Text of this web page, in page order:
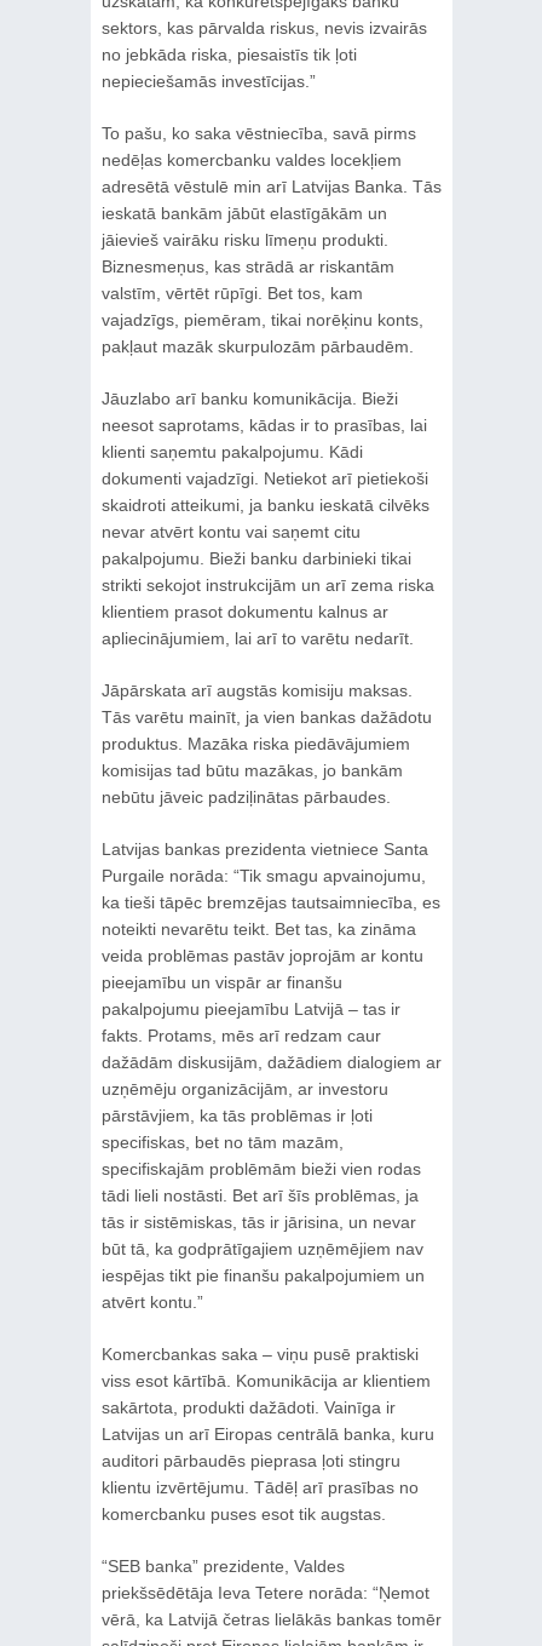
sektors, kas pārvalda riskus, nevis izvairās
no jebkāda riska, piesaistīs tik ļoti
nepieciešamās investīcijas.”
To pašu, ko saka vēstniecība, savā pirms
nedēļas komercbanku valdes locekļiem
adresētā vēstulē min arī Latvijas Banka. Tās
ieskatā bankām jābūt elastīgākām un
jāievieš vairāku risku līmeņu produkti.
Biznesmeņus, kas strādā ar riskantām
valstīm, vērtēt rūpīgi. Bet tos, kam
vajadzīgs, piemēram, tikai norēķinu konts,
pakļaut mazāk skurpulozām pārbaudēm.
Jāuzlabo arī banku komunikācija. Bieži
neesot saprotams, kādas ir to prasības, lai
klienti saņemtu pakalpojumu. Kādi
dokumenti vajadzīgi. Netiekot arī pietiekoši
skaidroti atteikumi, ja banku ieskatā cilvēks
nevar atvērt kontu vai saņemt citu
pakalpojumu. Bieži banku darbinieki tikai
strikti sekojot instrukcijām un arī zema riska
klientiem prasot dokumentu kalnus ar
apliecinājumiem, lai arī to varētu nedarīt.
Jāpārskata arī augstās komisiju maksas.
Tās varētu mainīt, ja vien bankas dažādotu
produktus. Mazāka riska piedāvājumiem
komisijas tad būtu mazākas, jo bankām
nebūtu jāveic padziļinātas pārbaudes.
Latvijas bankas prezidenta vietniece Santa
Purgaile norāda: “Tik smagu apvainojumu,
ka tieši tāpēc bremzējas tautsaimniecība, es
noteikti nevarētu teikt. Bet tas, ka zināma
veida problēmas pastāv joprojām ar kontu
pieejamību un vispār ar finanšu
pakalpojumu pieejamību Latvijā – tas ir
fakts. Protams, mēs arī redzam caur
dažādām diskusijām, dažādiem dialogiem ar
uzņēmēju organizācijām, ar investoru
pārstāvjiem, ka tās problēmas ir ļoti
specifiskas, bet no tām mazām,
specifiskajām problēmām bieži vien rodas
tādi lieli nostāsti. Bet arī šīs problēmas, ja
tās ir sistēmiskas, tās ir jārisina, un nevar
būt tā, ka godprātīgajiem uzņēmējiem nav
iespējas tikt pie finanšu pakalpojumiem un
atvērt kontu.”
Komercbankas saka – viņu pusē praktiski
viss esot kārtībā. Komunikācija ar klientiem
sakārtota, produkti dažādoti. Vainīga ir
Latvijas un arī Eiropas centrālā banka, kuru
auditori pārbaudēs pieprasa ļoti stingru
klientu izvērtējumu. Tādēļ arī prasības no
komercbanku puses esot tik augstas.
“SEB banka” prezidente, Valdes
priekšsēdētāja Ieva Tetere norāda: “Ņemot
vērā, ka Latvijā četras lielākās bankas tomēr